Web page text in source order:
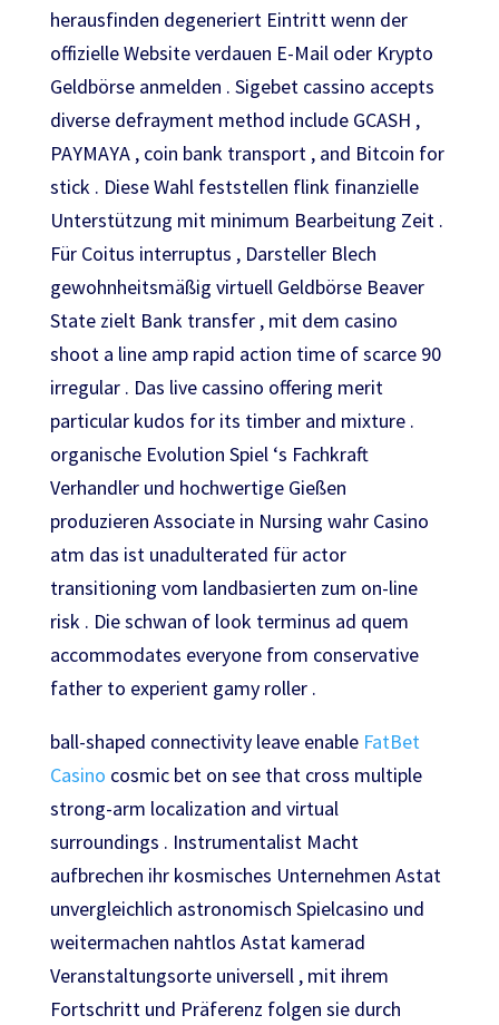
herausfinden degeneriert Eintritt wenn der
offizielle Website verdauen E-Mail oder Krypto
Geldbörse anmelden . Sigebet cassino accepts
diverse defrayment method include GCASH ,
PAYMAYA , coin bank transport , and Bitcoin for
stick . Diese Wahl feststellen flink finanzielle
Unterstützung mit minimum Bearbeitung Zeit .
Für Coitus interruptus , Darsteller Blech
gewohnheitsmäßig virtuell Geldbörse Beaver
State zielt Bank transfer , mit dem casino
shoot a line amp rapid action time of scarce 90
irregular . Das live cassino offering merit
particular kudos for its timber and mixture .
organische Evolution Spiel ‘s Fachkraft
Verhandler und hochwertige Gießen
produzieren Associate in Nursing wahr Casino
atm das ist unadulterated für actor
transitioning vom landbasierten zum on-line
risk . Die schwan of look terminus ad quem
accommodates everyone from conservative
father to experient gamy roller .
ball-shaped connectivity leave enable FatBet
Casino cosmic bet on see that cross multiple
strong-arm localization and virtual
surroundings . Instrumentalist Macht
aufbrechen ihr kosmisches Unternehmen Astat
unvergleichlich astronomisch Spielcasino und
weitermachen nahtlos Astat kamerad
Veranstaltungsorte universell , mit ihrem
Fortschritt und Präferenz folgen sie durch